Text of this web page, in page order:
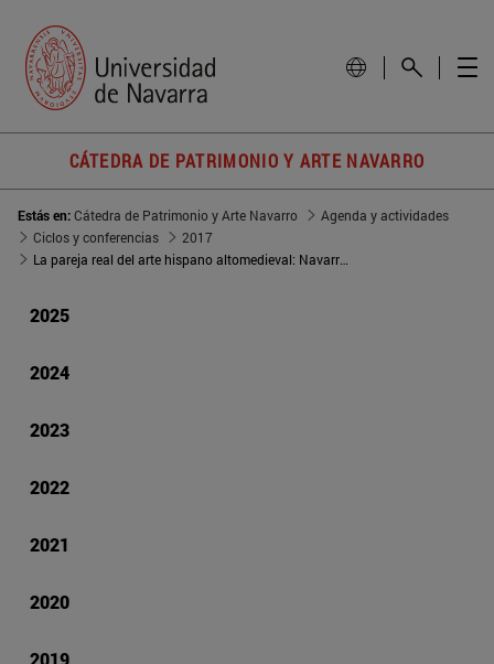
CÁTEDRA DE PATRIMONIO Y ARTE NAVARRO
Estás en:Cátedra de Patrimonio y Arte Navarro
Agenda y actividades
Ciclos y conferencias
2017
La pareja real del arte hispano altomedieval: Navarra y otros ejemplos
2025
2024
2023
2022
2021
2020
2019